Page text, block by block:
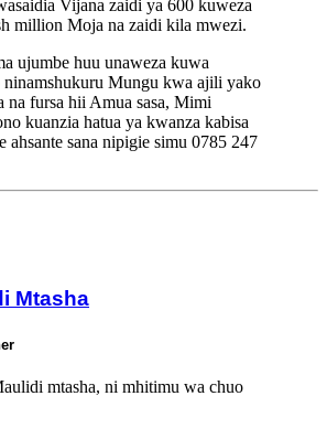
Vijana zaidi ya 600 kuweza
million Moja na zaidi kila mwezi.
ujumbe huu unaweza kuwa
Mungu kwa ajili yako
na fursa hii Amua sasa, Mimi
kuanzia hatua ya kwanza kabisa
ahsante sana nipigie simu 0785 247
Mtasha
mtasha, ni mhitimu wa chuo